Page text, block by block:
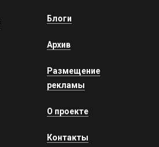
Блоги
Архив
Размещение
рекламы
О проекте
Контакты